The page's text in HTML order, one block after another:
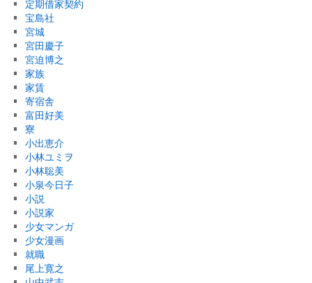
定期借家契約
宝島社
宮城
宮田慶子
宮迫博之
家族
家賃
寄宿舎
富田好美
寮
小出恵介
小林ユミヲ
小林聡美
小泉今日子
小説
小説家
少女マンガ
少女漫画
就職
尾上寛之